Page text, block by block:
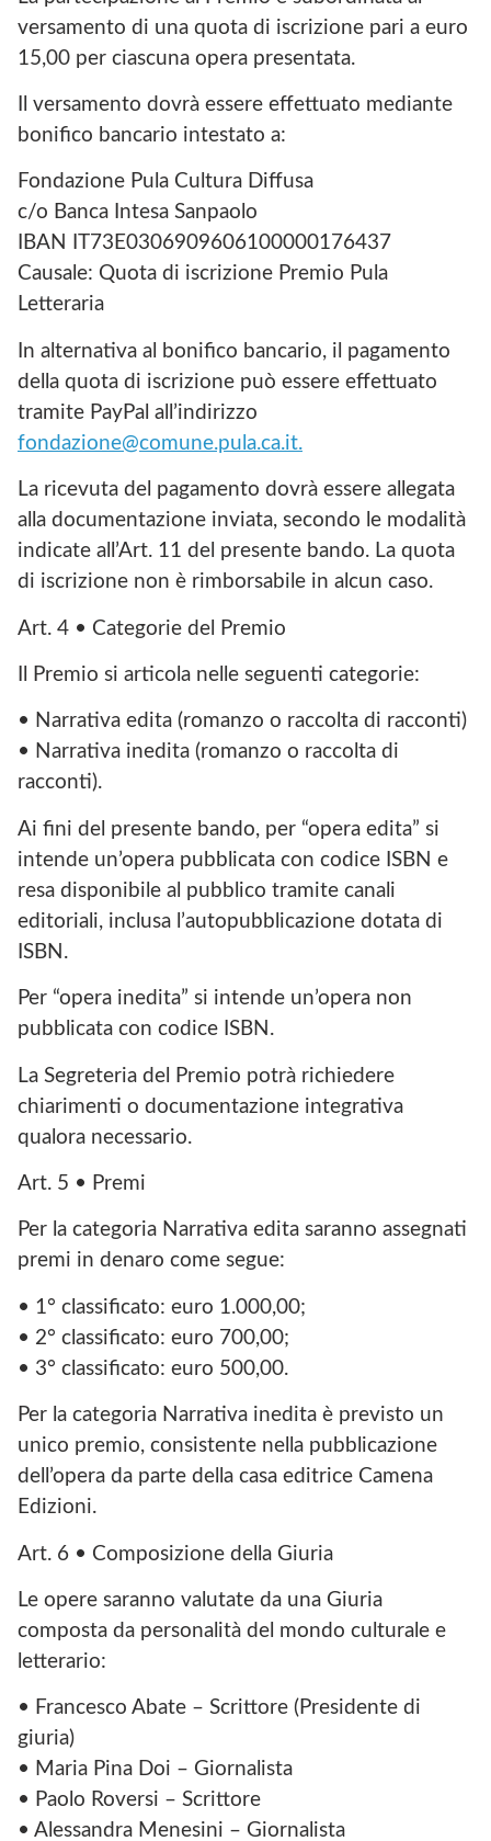
versamento di una quota di iscrizione pari a euro
15,00 per ciascuna opera presentata.
Il versamento dovrà essere effettuato mediante
bonifico bancario intestato a:
Fondazione Pula Cultura Diffusa
c/o Banca Intesa Sanpaolo
IBAN IT73E0306909606100000176437
Causale: Quota di iscrizione Premio Pula
Letteraria
In alternativa al bonifico bancario, il pagamento
della quota di iscrizione può essere effettuato
tramite PayPal all’indirizzo
fondazione@comune.pula.ca.it.
La ricevuta del pagamento dovrà essere allegata
alla documentazione inviata, secondo le modalità
indicate all’Art. 11 del presente bando. La quota
di iscrizione non è rimborsabile in alcun caso.
Art. 4 • Categorie del Premio
Il Premio si articola nelle seguenti categorie:
• Narrativa edita (romanzo o raccolta di racconti)
• Narrativa inedita (romanzo o raccolta di
racconti).
Ai fini del presente bando, per “opera edita” si
intende un’opera pubblicata con codice ISBN e
resa disponibile al pubblico tramite canali
editoriali, inclusa l’autopubblicazione dotata di
ISBN.
Per “opera inedita” si intende un’opera non
pubblicata con codice ISBN.
La Segreteria del Premio potrà richiedere
chiarimenti o documentazione integrativa
qualora necessario.
Art. 5 • Premi
Per la categoria Narrativa edita saranno assegnati
premi in denaro come segue:
• 1° classificato: euro 1.000,00;
• 2° classificato: euro 700,00;
• 3° classificato: euro 500,00.
Per la categoria Narrativa inedita è previsto un
unico premio, consistente nella pubblicazione
dell’opera da parte della casa editrice Camena
Edizioni.
Art. 6 • Composizione della Giuria
Le opere saranno valutate da una Giuria
composta da personalità del mondo culturale e
letterario:
• Francesco Abate – Scrittore (Presidente di
giuria)
• Maria Pina Doi – Giornalista
• Paolo Roversi – Scrittore
• Alessandra Menesini – Giornalista